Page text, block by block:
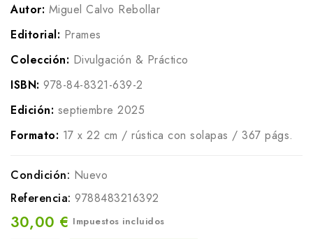
Autor: Miguel Calvo Rebollar
Editorial: Prames
Colección: Divulgación & Práctico
ISBN: 978-84-8321-639-2
Edición: septiembre 2025
Formato: 17 x 22 cm / rústica con solapas / 367 págs.
Condición: Nuevo
Referencia: 9788483216392
30,00 € Impuestos incluidos